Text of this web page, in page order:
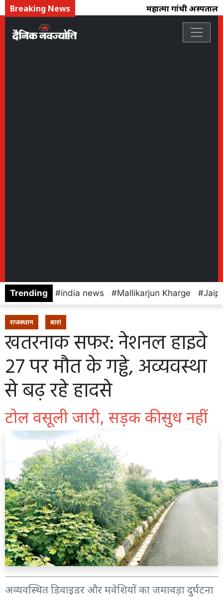
Breaking News महात्मा गांधी अस्पताल
Trending india news Mallikarjun Kharge
राजस्थान बारां
खतरनाक सफर: नेशनल हाइवे
27 पर मौत के गड्ढे, अव्यवस्था
से बढ़ रहे हादसे
टोल वसूली जारी, सड़क की सुध नहीं
अव्यवस्थित डिवाइडर और मवेशियों का जमावड़ा दुर्घटना